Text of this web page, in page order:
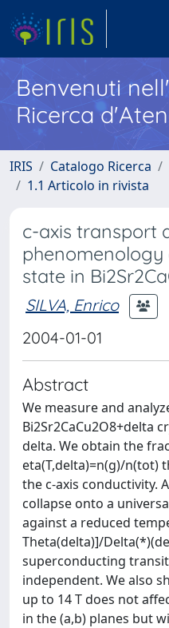
Benvenuti
Ricerca
IRIS Catalogo Ricerca
1.1 Articolo in rivista
c-axis transport
state in
SILVA, Enrico
2004-01-01
Abstract
We measure and
Bi2Sr2CaCu2O8+delta
delta. We obtain the
eta(T,delta)=n(g)/n(tot)
the c-axis conductivity.
collapse onto a
against a reduced
Theta(delta)]/
superconducting
independent. We also
up to 14 T does not
in the (a,b) planes but